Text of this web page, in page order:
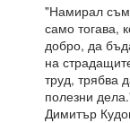
"Намирал съм
само тогава,
добро, да
на
труд, трябва
полезни
Димитър